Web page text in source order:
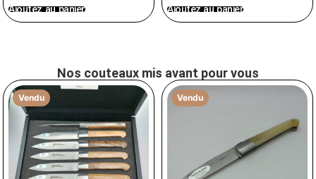
Ajoutez au panier Ajoutez au panier
Nos couteaux mis avant pour vous
Vendu Vendu